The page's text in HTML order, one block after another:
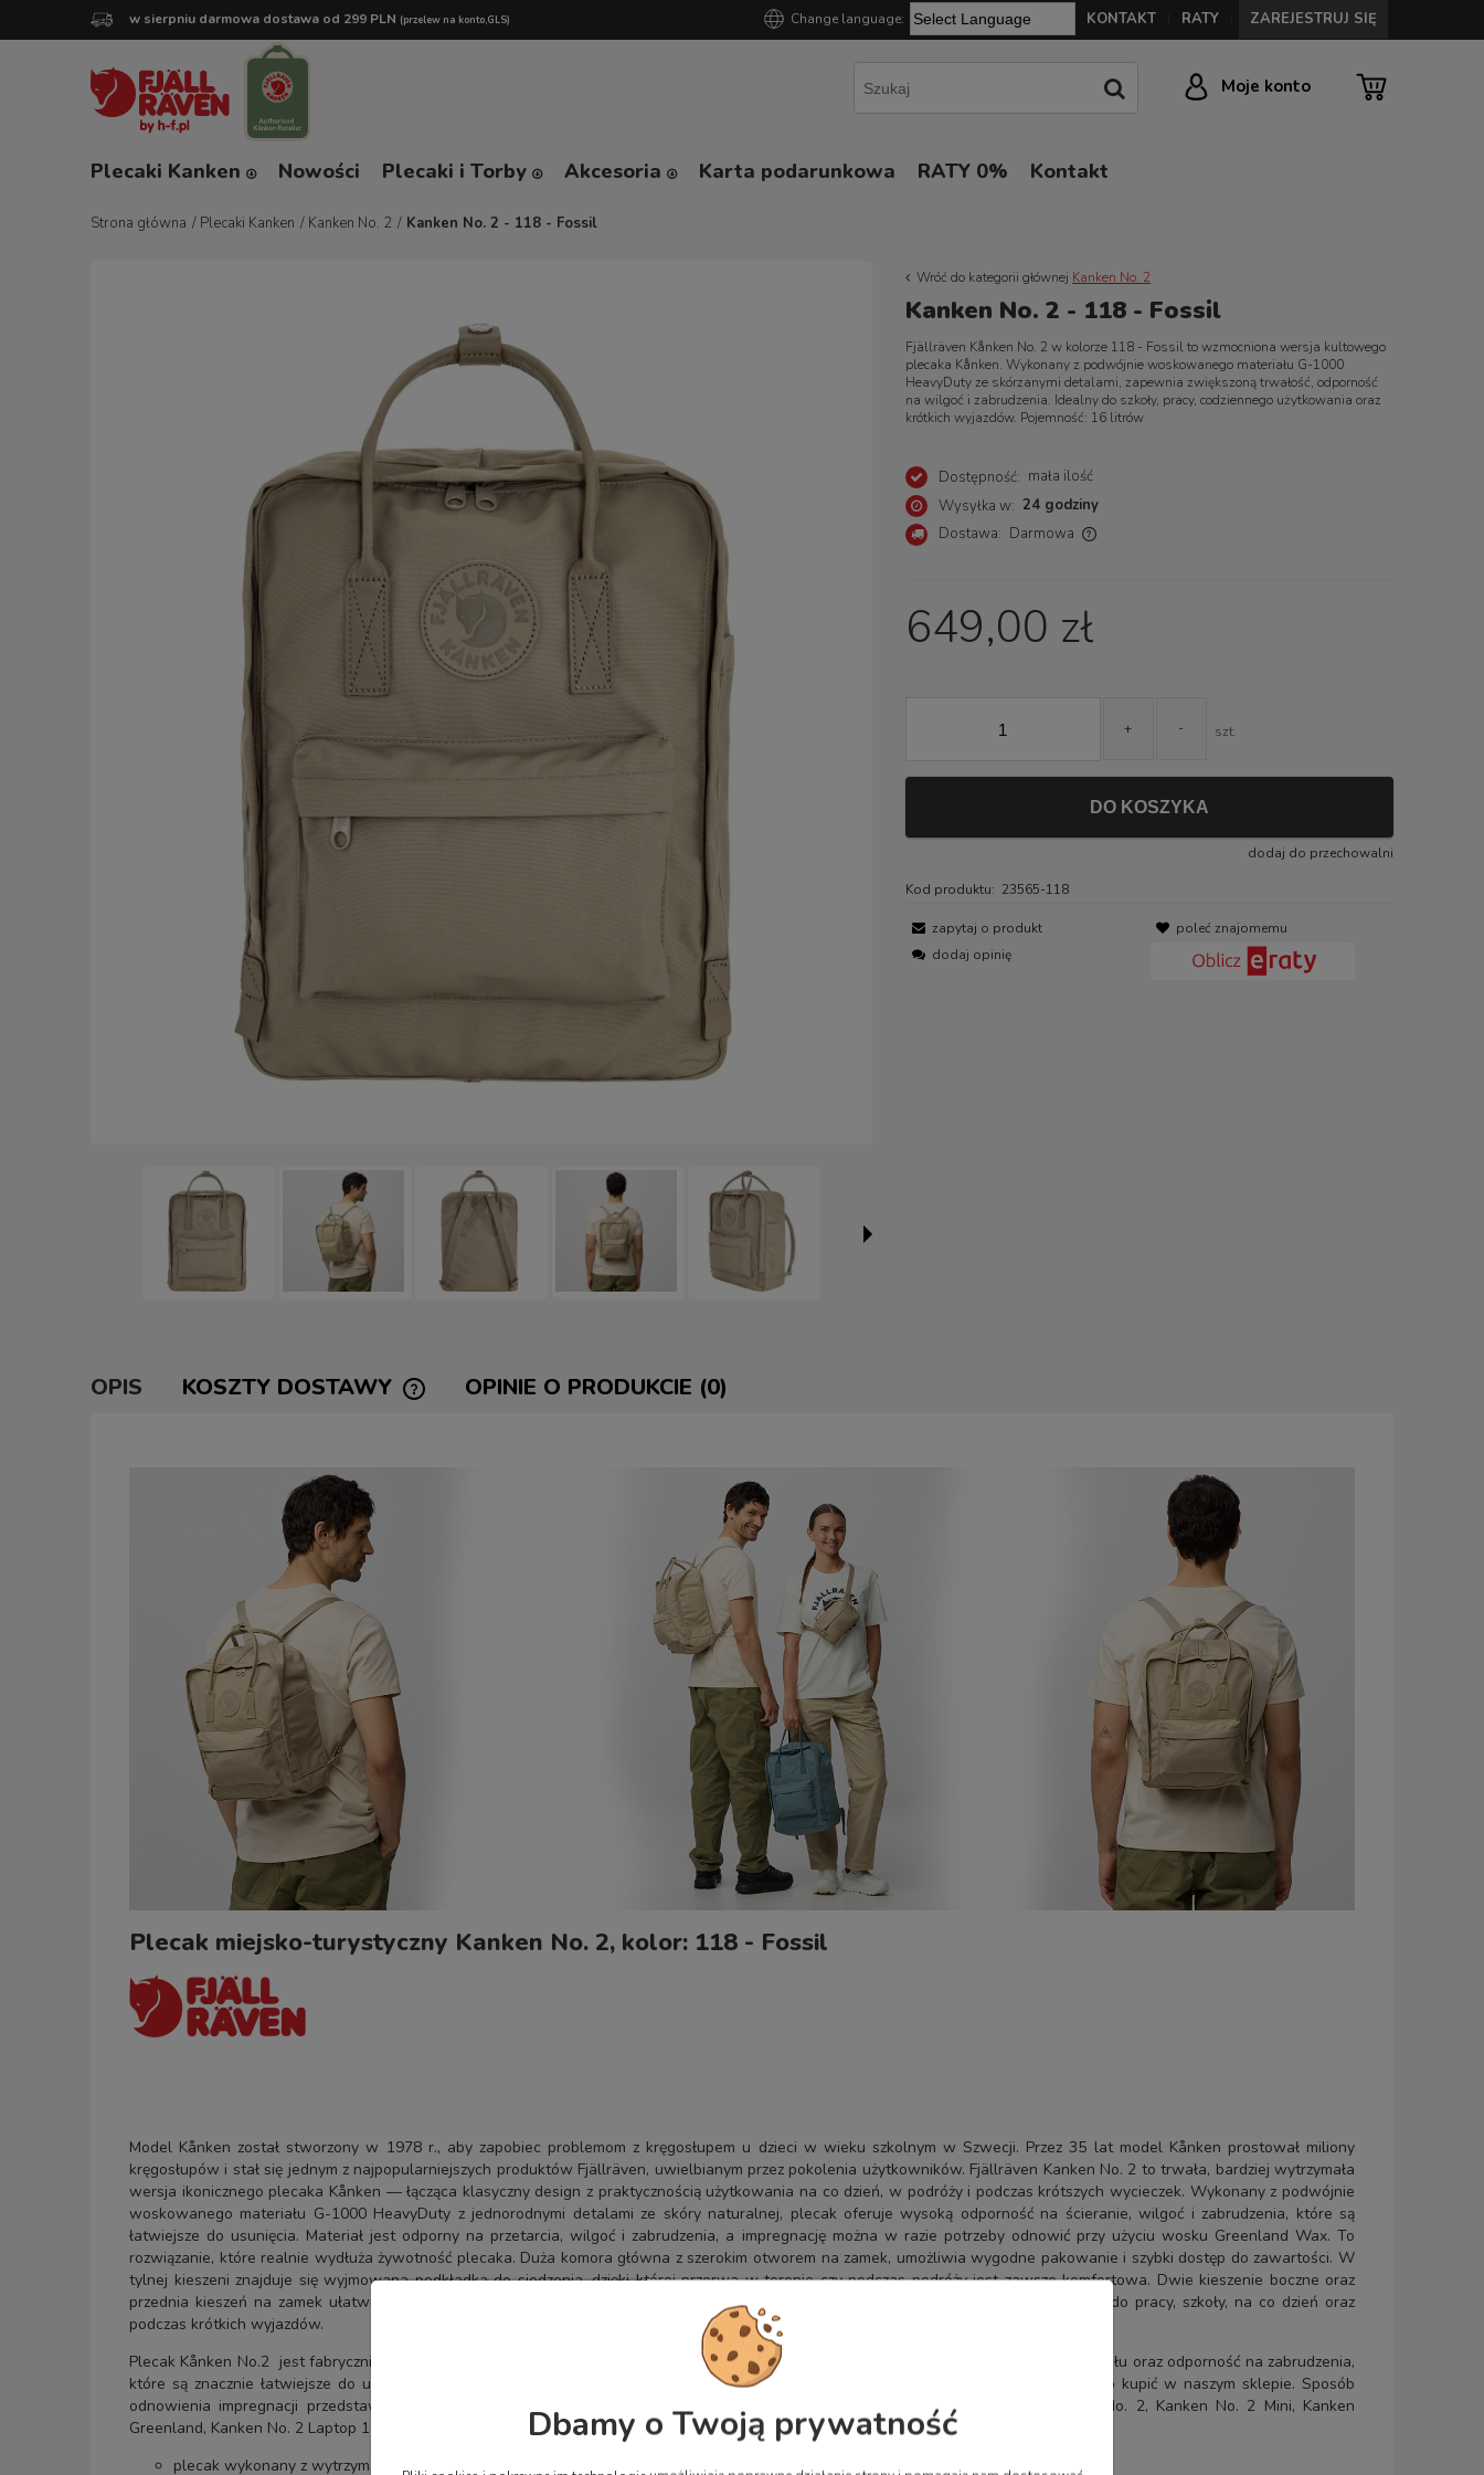
w sierpniu darmowa dostawa od 299 PLN (przelew na konto,GLS) KONTAKT RATY ZAREJESTRUJ SIĘ
Change language:
Powered by
Moje konto
Plecaki Kanken Nowości Plecaki i Torby Akcesoria Karta podarunkowa RATY 0% Kontakt
Strona główna / Plecaki Kanken / Kanken No. 2 / Kanken No. 2 - 118 - Fossil
Wróć do kategorii głównej Kanken No. 2
Kanken No. 2 - 118 - Fossil
Fjällräven Kånken No. 2 w kolorze 118 - Fossil to wzmocniona wersja kultowego
plecaka Kånken. Wykonany z podwójnie woskowanego materiału G-1000
HeavyDuty ze skórzanymi detalami, zapewnia zwiększoną trwałość, odporność
na wilgoć i zabrudzenia. Idealny do szkoły, pracy, codziennego użytkowania oraz
krótkich wyjazdów. Pojemność: 16 litrów
Dostępność: mała ilość
Wysyłka w: 24 godziny
Dostawa: Darmowa
649,00 zł
+ - szt.
DO KOSZYKA
dodaj do przechowalni
Kod produktu: 23565-118
zapytaj o produkt
poleć znajomemu
dodaj opinię
OPIS KOSZTY DOSTAWY OPINIE O PRODUKCIE (0)
Plecak miejsko-turystyczny Kanken No. 2, kolor: 118 - Fossil
Model Kånken został stworzony w 1978 r., aby zapobiec problemom z kręgosłupem u dzieci w wieku szkolnym w Szwecji. Przez 35 lat model Kånken prostował miliony
kręgosłupów i stał się jednym z najpopularniejszych produktów Fjällräven, uwielbianym przez pokolenia użytkowników. Fjällräven Kanken No. 2 to trwała, bardziej wytrzymała
wersja ikonicznego plecaka Kånken — łącząca klasyczny design z praktycznością użytkowania na co dzień, w podróży i podczas krótszych wycieczek. Wykonany z podwójnie
woskowanego materiału G-1000 HeavyDuty z jednorodnymi detalami ze skóry naturalnej, plecak oferuje wysoką odporność na ścieranie, wilgoć i zabrudzenia, które są
łatwiejsze do usunięcia. Materiał jest odporny na przetarcia, wilgoć i zabrudzenia, a impregnację można w razie potrzeby odnowić przy użyciu wosku Greenland Wax. To
rozwiązanie, które realnie wydłuża żywotność plecaka. Duża komora główna z szerokim otworem na zamek, umożliwia wygodne pakowanie i szybki dostęp do zawartości. W
tylnej kieszeni znajduje się wyjmowana podkładka do siedzenia, dzięki której przerwa w terenie czy podczas podróży jest zawsze komfortowa. Dwie kieszenie boczne oraz
przednia kieszeń na zamek ułatwiają organizację drobiazgów. To uniwersalny plecak o pojemności 16 litrów — sprawdzi się w drodze do pracy, szkoły, na co dzień oraz
podczas krótkich wyjazdów.
Plecak Kånken No.2 jest fabrycznie zaimpregnowany woskiem, impregnacja wzmacnia materiał, znacząco zwiększa wodoodporność materiału oraz odporność na zabrudzenia,
które są znacznie łatwiejsze do usunięcia. Impregnację można w prosty sposób poprawić
, który mogą Państwo kupić w naszym sklepie. Sposób
odnowienia impregnacji przedstawia film poniżej. Pamiętajmy, woskujemy tylko plecaki wykonane z materiału G-1000, czyli: Kanken No. 2, Kanken No. 2 Mini, Kanken
Greenland, Kanken No. 2 Laptop 15", Kanken Black Edition.
plecak wykonany z wytrzymałego materiału G-1000 HeavyDuty ze skórzanymi detalami
Dbamy o Twoją prywatność